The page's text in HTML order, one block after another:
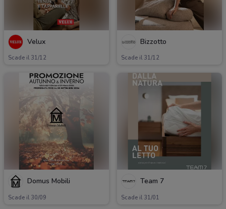
Velux
Scade il 31/12
Bizzotto
Scade il 31/12
Domus Mobili
Scade il 30/09
Team 7
Scade il 31/01